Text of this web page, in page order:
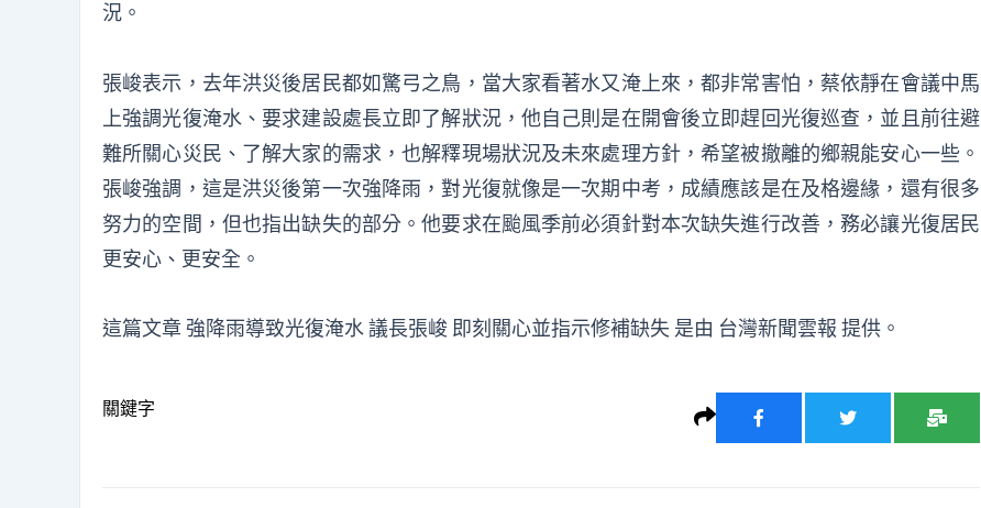
況。
張峻表示，去年洪災後居民都如驚弓之鳥，當大家看著水又淹上來，都非常害怕，蔡依靜在會議中馬
上強調光復淹水、要求建設處長立即了解狀況，他自己則是在開會後立即趕回光復巡查，並且前往避
難所關心災民、了解大家的需求，也解釋現場狀況及未來處理方針，希望被撤離的鄉親能安心一些。
張峻強調，這是洪災後第一次強降雨，對光復就像是一次期中考，成績應該是在及格邊緣，還有很多
努力的空間，但也指出缺失的部分。他要求在颱風季前必須針對本次缺失進行改善，務必讓光復居民
更安心、更安全。
這篇文章 強降雨導致光復淹水 議長張峻 即刻關心並指示修補缺失 是由 台灣新聞雲報 提供。
關鍵字